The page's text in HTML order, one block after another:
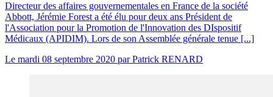
Directeur des affaires gouvernementales en France de la société
Abbott, Jérémie Forest a été élu pour deux ans Président de
l'Association pour la Promotion de l'Innovation des DIspositif
Médicaux (APIDIM). Lors de son Assemblée générale tenue [...]
Le mardi 08 septembre 2020 parPatrick RENARD